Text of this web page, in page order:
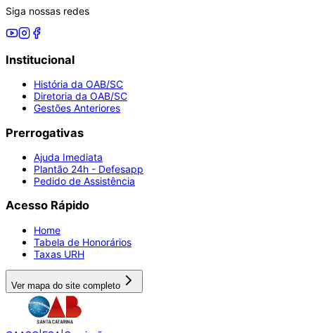
Siga nossas redes
Institucional
História da OAB/SC
Diretoria da OAB/SC
Gestões Anteriores
Prerrogativas
Ajuda Imediata
Plantão 24h - Defesapp
Pedido de Assistência
Acesso Rápido
Home
Tabela de Honorários
Taxas URH
Ver mapa do site completo